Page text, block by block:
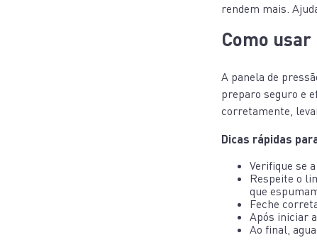
rendem mais.
Como
A panela de
preparo seguro e
corretamente,
Dicas rápidas
Verifique se
Respeite o
que
Feche
Após iniciar
Ao final,